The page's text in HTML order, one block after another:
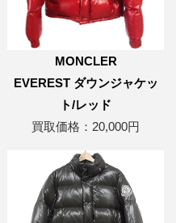
MONCLER
EVEREST ダウンジャケッ
ト/レッド
買取価格：20,000円